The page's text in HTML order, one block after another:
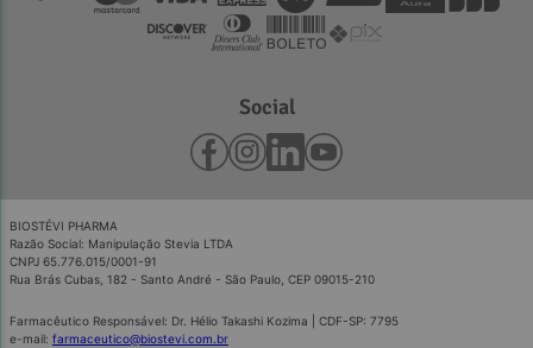
Social
BIOSTÉVI PHARMA
Razão Social: Manipulação Stevia LTDA
CNPJ 65.776.015/0001-91
Rua Brás Cubas, 182 - Santo André - São Paulo, CEP 09015-210
Farmacêutico Responsável: Dr. Hélio Takashi Kozima | CDF-SP: 7795
e-mail: farmaceutico@biostevi.com.br